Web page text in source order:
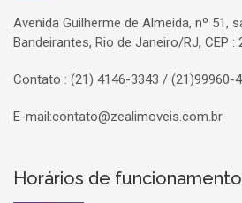
Avenida Guilherme de Almeida, nº 51,
Bandeirantes, Rio de Janeiro/RJ, CEP :
Contato : (21) 4146-3343 / (21)99960-
E-mail:contato@zealimoveis.com.br
Horários de funcionamento